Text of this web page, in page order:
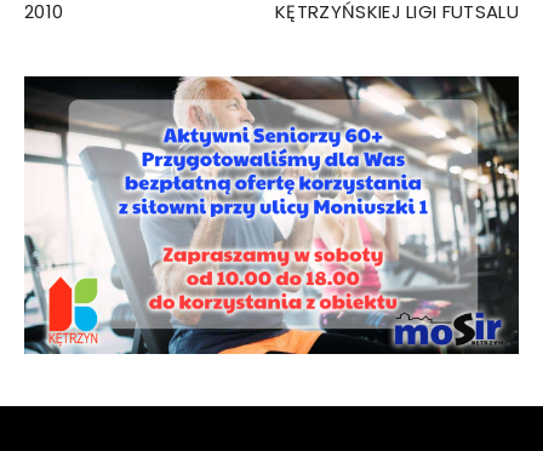
2010
KĘTRZYŃSKIEJ LIGI FUTSALU